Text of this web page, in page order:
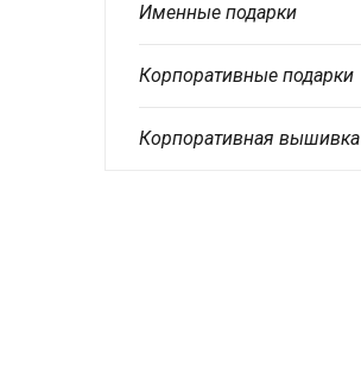
Именные подарки
Корпоративные подарки
Корпоративная вышивка